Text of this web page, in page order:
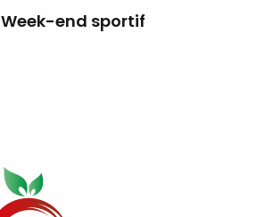
Week-end sportif